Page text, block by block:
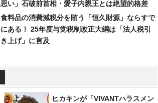
思い」石破前首相・愛子内親王とは絶望的格差
食料品の消費減税分を賄う「恒久財源」ならすで
にある！ 25年度与党税制改正大綱は「法人税引
き上げ」に言及
ヒカキンが「VIVANTハラスメン